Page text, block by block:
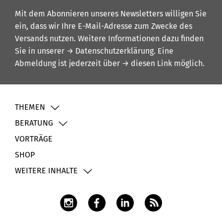
Mit dem Abonnieren unseres Newsletters willigen Sie
ein, dass wir Ihre E-Mail-Adresse zum Zwecke des
Versands nutzen. Weitere Informationen dazu finden
Sie in unserer → Datenschutzerklärung. Eine
Abmeldung ist jederzeit über → diesen Link möglich.
THEMEN
BERATUNG
VORTRÄGE
SHOP
WEITERE INHALTE